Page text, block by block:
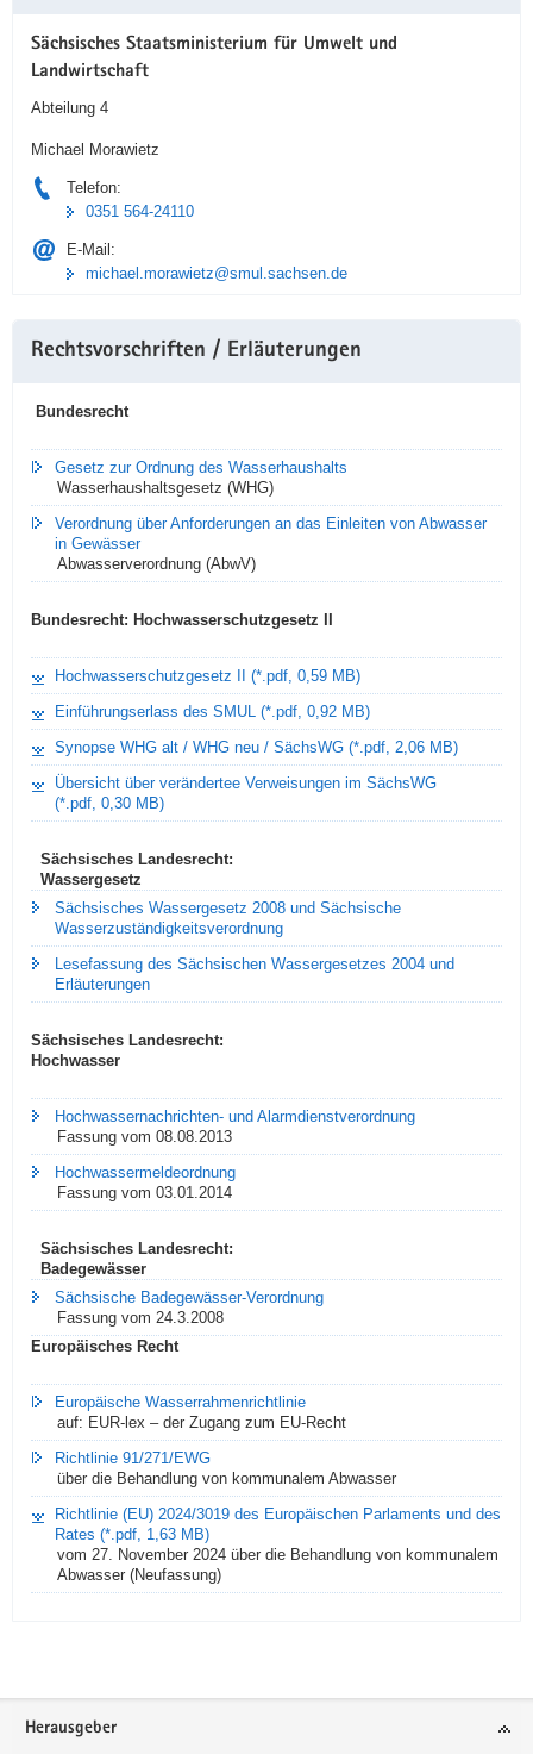
Sächsisches Staatsministerium für Umwelt und
Landwirtschaft
Abteilung 4
Michael Morawietz
Telefon:
0351 564-24110
E-Mail:
michael.morawietz@smul.sachsen.de
Rechtsvorschriften / Erläuterungen
Bundesrecht
Gesetz zur Ordnung des Wasserhaushalts
Wasserhaushaltsgesetz (WHG)
Verordnung über Anforderungen an das Einleiten von Abwasser
in Gewässer
Abwasserverordnung (AbwV)
Bundesrecht: Hochwasserschutzgesetz II
Hochwasserschutzgesetz II (*.pdf, 0,59 MB)
Einführungserlass des SMUL (*.pdf, 0,92 MB)
Synopse WHG alt / WHG neu / SächsWG (*.pdf, 2,06 MB)
Übersicht über verändertee Verweisungen im SächsWG
(*.pdf, 0,30 MB)
Sächsisches Landesrecht:
Wassergesetz
Sächsisches Wassergesetz 2008 und Sächsische
Wasserzuständigkeitsverordnung
Lesefassung des Sächsischen Wassergesetzes 2004 und
Erläuterungen
Sächsisches Landesrecht:
Hochwasser
Hochwassernachrichten- und Alarmdienstverordnung
Fassung vom 08.08.2013
Hochwassermeldeordnung
Fassung vom 03.01.2014
Sächsisches Landesrecht:
Badegewässer
Sächsische Badegewässer-Verordnung
Fassung vom 24.3.2008
Europäisches Recht
Europäische Wasserrahmenrichtlinie
auf: EUR-lex – der Zugang zum EU-Recht
Richtlinie 91/271/EWG
über die Behandlung von kommunalem Abwasser
Richtlinie (EU) 2024/3019 des Europäischen Parlaments und des
Rates (*.pdf, 1,63 MB)
vom 27. November 2024 über die Behandlung von kommunalem
Abwasser (Neufassung)
Footer-
Herausgeber